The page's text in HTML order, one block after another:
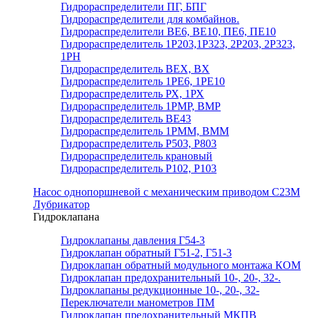
Гидрораспределители ПГ, БПГ
Гидрораспределители для комбайнов.
Гидрораспределители ВЕ6, ВЕ10, ПЕ6, ПЕ10
Гидрораспределитель 1Р203,1Р323, 2Р203, 2Р323,
1РН
Гидрораспределитель ВЕХ, ВХ
Гидрораспределитель 1РЕ6, 1РЕ10
Гидрораспределитель РХ, 1РХ
Гидрораспределитель 1РМР, ВМР
Гидрораспределитель ВЕ43
Гидрораспределитель 1РММ, ВММ
Гидрораспределитель Р503, Р803
Гидрораспределитель крановый
Гидрораспределитель Р102, Р103
Насос однопоршневой с механическим приводом С23М
Лубрикатор
Гидроклапана
Гидроклапаны давления Г54-3
Гидроклапан обратный Г51-2, Г51-3
Гидроклапан обратный модульного монтажа КОМ
Гидроклапан предохранительный 10-, 20-, 32-.
Гидроклапаны редукционные 10-, 20-, 32-
Переключатели манометров ПМ
Гидроклапан предохранительный МКПВ